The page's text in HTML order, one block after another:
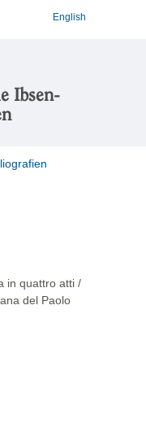
English
Ibsen-
in quattro atti /
del Paolo